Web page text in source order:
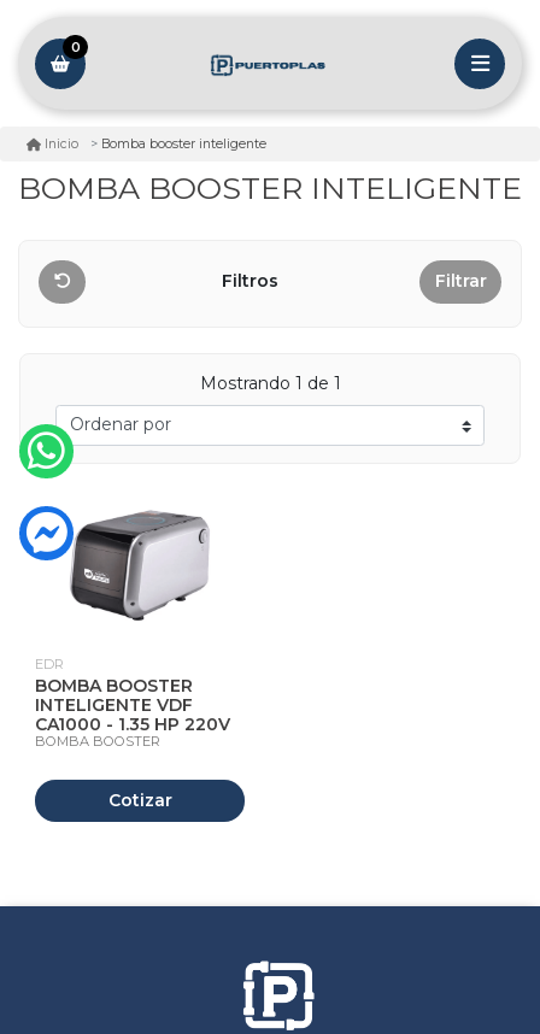
0
Inicio Bomba booster inteligente
BOMBA BOOSTER INTELIGENTE
Filtros Filtrar
Mostrando 1 de 1
EDR
BOMBA BOOSTER
INTELIGENTE VDF
CA1000 - 1.35 HP 220V
BOMBA BOOSTER
Cotizar